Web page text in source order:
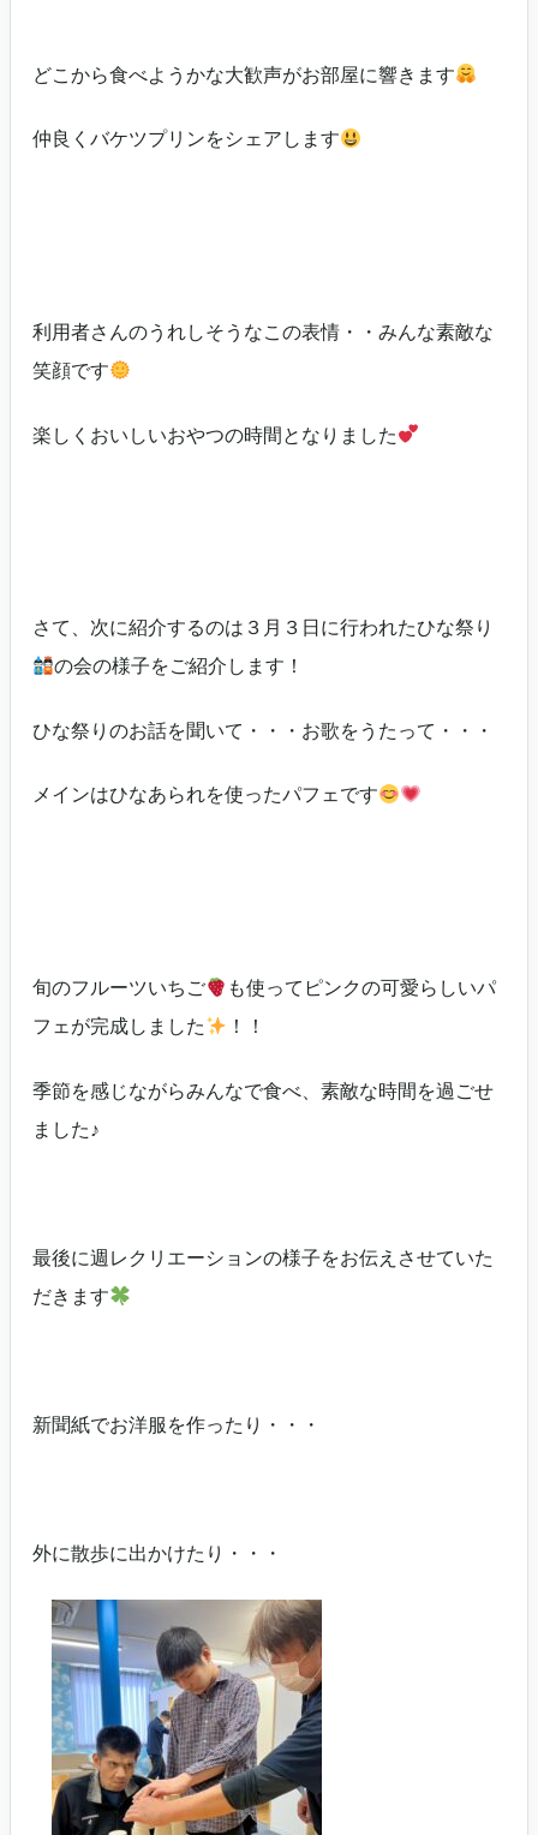
どこから食べようかな大歓声がお部屋に響きます
仲良くバケツプリンをシェアします
利用者さんのうれしそうなこの表情・・みんな素敵な
笑顔です
楽しくおいしいおやつの時間となりました
さて、次に紹介するのは３月３日に行われたひな祭り
の会の様子をご紹介します！
ひな祭りのお話を聞いて・・・お歌をうたって・・・
メインはひなあられを使ったパフェです
旬のフルーツいちご
も使ってピンクの可愛らしいパ
フェが完成しました
！！
季節を感じながらみんなで食べ、素敵な時間を過ごせ
ました♪
最後に週レクリエーションの様子をお伝えさせていた
だきます
新聞紙でお洋服を作ったり・・・
外に散歩に出かけたり・・・